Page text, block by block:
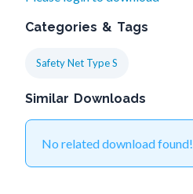
Categories & Tags
Safety Net Type S
Similar Downloads
No related download found!